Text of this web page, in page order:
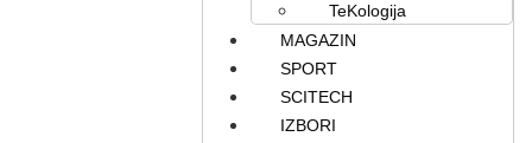
TeKologija
MAGAZIN
SPORT
SCITECH
IZBORI